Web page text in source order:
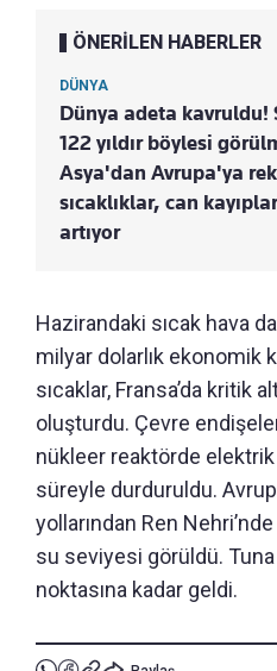
ÖNERİLEN HABERLER
DÜNYA
Dünya adeta kavruldu!
122 yıldır böylesi
Asya'dan Avrupa'ya
sıcaklıklar, can
artıyor
Hazirandaki sıcak hava
milyar dolarlık ekonomik
sıcaklar, Fransa’da kritik
oluşturdu. Çevre
nükleer reaktörde
süreyle durduruldu.
yollarından Ren
su seviyesi görüldü.
noktasına kadar geldi.